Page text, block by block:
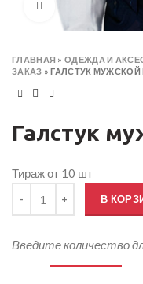
Click to enlarge
ГЛАВНАЯ »ОДЕЖДА И
ЗАКАЗ »ГАЛСТУК МУЖСКОЙ
Галстук
Тираж от 10 шт
В
Введите количество